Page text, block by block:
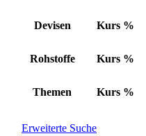
Devisen Kurs %
Rohstoffe Kurs %
Themen Kurs %
Erweiterte Suche